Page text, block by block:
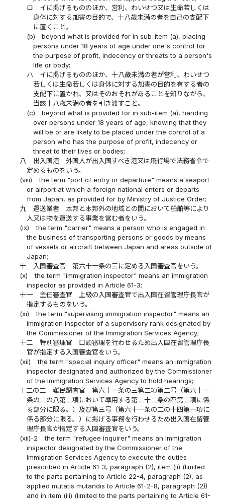
ロ
イに掲げるもののほか、営利、わいせつ又は生命若しくは
身体に対する加害の目的で、十八歳未満の者を自己の支配下
に置くこと。
(b)
beyond what is provided for in sub-item (a), placing
persons under 18 years of age under one's control for
the purpose of profit, indecency or threats to a person's
life or body;
ハ
イに掲げるもののほか、十八歳未満の者が営利、わいせつ
若しくは生命若しくは身体に対する加害の目的を有する者の
支配下に置かれ、又はそのおそれがあることを知りながら、
当該十八歳未満の者を引き渡すこと。
(c)
beyond what is provided for in sub-item (a), handing
over persons under 18 years of age, knowing that they
will be or are likely to be placed under the control of a
person who has the purpose of profit, indecency or
threat to their lives or bodies;
八
出入国港 外国人が出入国すべき港又は飛行場で法務省令で
定めるものをいう。
(viii)
the term "port of entry or departure" means a seaport
or airport at which a foreign national enters or departs
from Japan, as provided for by Ministry of Justice Order;
九
運送業者 本邦と本邦外の地域との間において船舶等により
人又は物を運送する事業を営む者をいう。
(ix)
the term "carrier" means a person who is engaged in
the business of transporting persons or goods by means
of vessels or aircraft between Japan and areas outside of
Japan;
十
入国審査官 第六十一条の三に定める入国審査官をいう。
(x)
the term "immigration inspector" means an immigration
inspector as provided in Article 61-3;
十一
主任審査官 上級の入国審査官で出入国在留管理庁長官が
指定するものをいう。
(xi)
the term "supervising immigration inspector" means an
immigration inspector of a supervisory rank designated by
the Commissioner of the Immigration Services Agency;
十二
特別審理官 口頭審理を行わせるため出入国在留管理庁長
官が指定する入国審査官をいう。
(xii)
the term "special inquiry officer" means an immigration
inspector designated and authorized by the Commissioner
of the Immigration Services Agency to hold hearings;
十二の二
難民調査官 第六十一条の三第二項第二号（第六十一
条の二の八第二項において準用する第二十二条の四第二項に係
る部分に限る。）及び第三号（第六十一条の二の十四第一項に
係る部分に限る。）に掲げる事務を行わせるため出入国在留管
理庁長官が指定する入国審査官をいう。
(xii)-2
the term "refugee inquirer" means an immigration
inspector designated by the Commissioner of the
Immigration Services Agency to execute the duties
prescribed in Article 61-3, paragraph (2), item (ii) (limited
to the parts pertaining to Article 22-4, paragraph (2), as
applied mutatis mutandis to Article 61-2-8, paragraph (2))
and in item (iii) (limited to the parts pertaining to Article 61-